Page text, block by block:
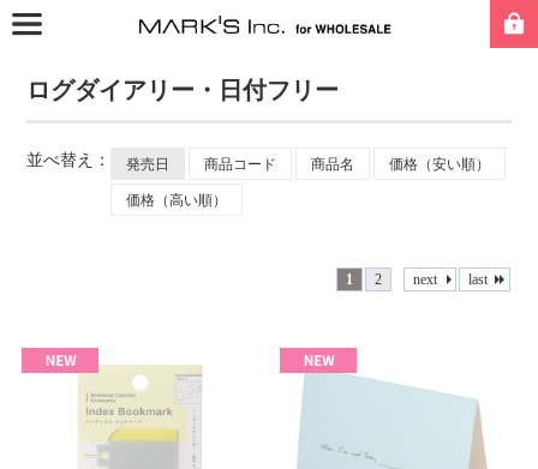
ログダイアリー・日付フリー
並べ替え： 発売日 商品コード 商品名 価格（安い順）
価格（高い順）
1 2 next last